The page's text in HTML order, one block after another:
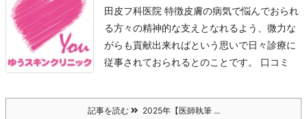
田皮フ科医院 特徴皮膚の病気で悩んでおられ
る方々の精神的な支えとなれるよう、微力な
がらも貢献出来ればという思いで日々診療に
従事されておられるとのことです。 口コミ
記事を読む 2025年【医師執筆 ...